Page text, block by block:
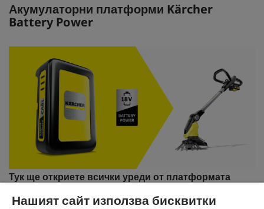
Акумулаторни платформи Kärcher
Battery Power
Тук ще откриете всички уреди от платформата
Kärcher Battery Power 18 V
Нашият сайт използва бисквитки